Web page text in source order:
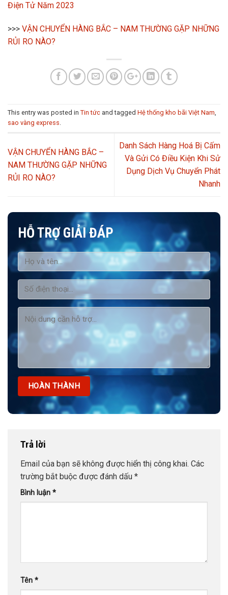
Điện Tử Năm 2023
>>> VẬN CHUYỂN HÀNG BẮC – NAM THƯỜNG GẶP NHỮNG
RỦI RO NÀO?
This entry was posted in Tin tức and tagged Hệ thống kho bãi Việt Nam,
sao vàng express.
VẬN CHUYỂN HÀNG BẮC –
NAM THƯỜNG GẶP NHỮNG
RỦI RO NÀO?
Danh Sách Hàng Hoá Bị Cấm
Và Gửi Có Điều Kiện Khi Sử
Dụng Dịch Vụ Chuyển Phát
Nhanh
HỖ TRỢ GIẢI ĐÁP
Trả lời
Email của bạn sẽ không được hiển thị công khai. Các
trường bắt buộc được đánh dấu *
Bình luận *
Tên *